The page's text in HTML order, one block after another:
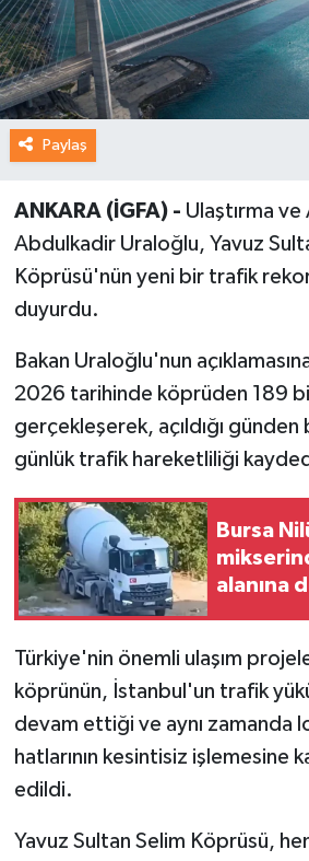
Paylaş
ANKARA (İGFA) - Ulaştırma ve
Abdulkadir Uraloğlu, Yavuz
Köprüsü'nün yeni bir trafik
duyurdu.
Bakan Uraloğlu'nun
2026 tarihinde köprüden 189
gerçekleşerek, açıldığı günden
günlük trafik hareketliliği
Bursa
alanına
Türkiye'nin önemli ulaşım
köprünün, İstanbul'un trafik
devam ettiği ve aynı zamanda
hatlarının kesintisiz işlemesine
edildi.
Yavuz Sultan Selim Köprüsü,